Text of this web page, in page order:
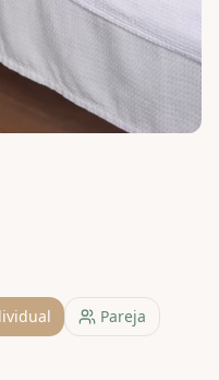
Pareja